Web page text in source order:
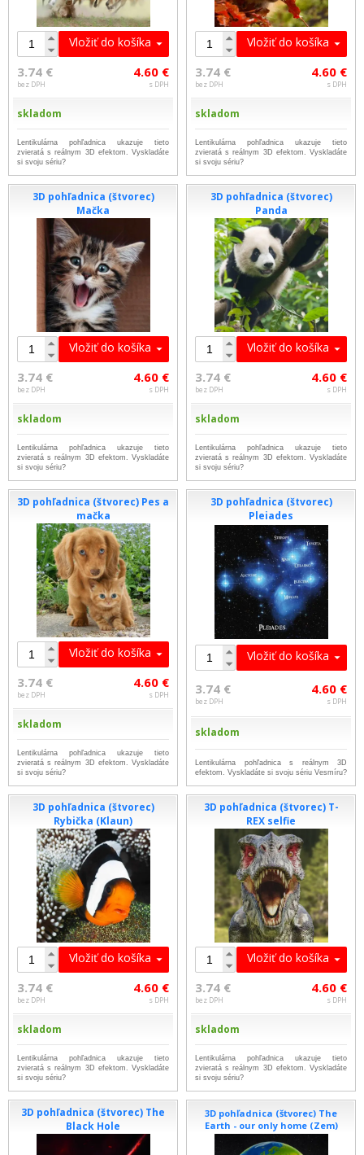
Vložiť do košíka
3.74 €
bez DPH
4.60 €
s DPH
skladom
Lentikulárna pohľadnica ukazuje tieto
zvieratá s reálnym 3D efektom. Vyskladáte
si svoju sériu?
Vložiť do košíka
3.74 €
bez DPH
4.60 €
s DPH
skladom
Lentikulárna pohľadnica ukazuje tieto
zvieratá s reálnym 3D efektom. Vyskladáte
si svoju sériu?
3D pohľadnica (štvorec)
Mačka
Vložiť do košíka
3.74 €
bez DPH
4.60 €
s DPH
skladom
Lentikulárna pohľadnica ukazuje tieto
zvieratá s reálnym 3D efektom. Vyskladáte
si svoju sériu?
3D pohľadnica (štvorec)
Panda
Vložiť do košíka
3.74 €
bez DPH
4.60 €
s DPH
skladom
Lentikulárna pohľadnica ukazuje tieto
zvieratá s reálnym 3D efektom. Vyskladáte
si svoju sériu?
3D pohľadnica (štvorec) Pes a
mačka
Vložiť do košíka
3.74 €
bez DPH
4.60 €
s DPH
skladom
Lentikulárna pohľadnica ukazuje tieto
zvieratá s reálnym 3D efektom. Vyskladáte
si svoju sériu?
3D pohľadnica (štvorec)
Pleiades
Vložiť do košíka
3.74 €
bez DPH
4.60 €
s DPH
skladom
Lentikulárna pohľadnica s reálnym 3D
efektom. Vyskladáte si svoju sériu Vesmíru?
3D pohľadnica (štvorec)
Rybička (Klaun)
Vložiť do košíka
3.74 €
bez DPH
4.60 €
s DPH
skladom
Lentikulárna pohľadnica ukazuje tieto
zvieratá s reálnym 3D efektom. Vyskladáte
si svoju sériu?
3D pohľadnica (štvorec) T-
REX selfie
Vložiť do košíka
3.74 €
bez DPH
4.60 €
s DPH
skladom
Lentikulárna pohľadnica ukazuje tieto
zvieratá s reálnym 3D efektom. Vyskladáte
si svoju sériu?
3D pohľadnica (štvorec) The
Black Hole
3D pohľadnica (štvorec) The
Earth - our only home (Zem)